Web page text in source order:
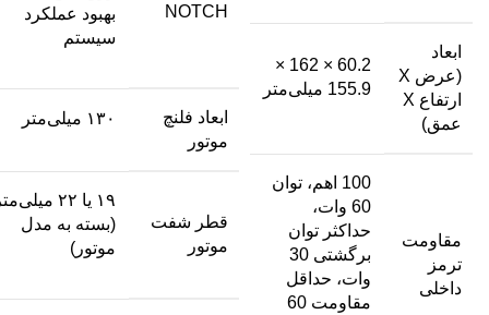
ابعاد
(عرض X
ارتفاع X
عمق)
60.2 × 162 ×
155.9 میلی‌متر
مقاومت
ترمز
داخلی
100 اهم، توان
60 وات،
حداکثر توان
برگشتی 30
وات، حداقل
مقاومت 60
NOTCH
بهبود عملکرد
سیستم
ابعاد فلنچ
موتور
۱۳۰ میلی‌متر
قطر شفت
موتور
۱۹ یا ۲۲
(بسته به مدل
موتور)